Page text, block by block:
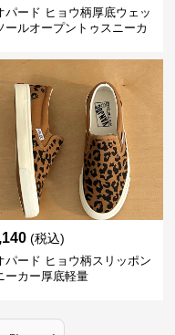
パード ヒョウ柄厚底ウェッ
ールオープントゥスニーカ
(税込)
パード ヒョウ柄スリッポン
ーカー厚底軽量